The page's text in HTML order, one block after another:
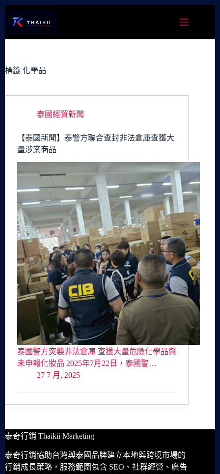
容
標籤 化學品
泰國經貿新聞
【泰國新聞】泰警方聯合查封非法倉庫查獲大
量涉案商品
泰國警方突襲非法倉庫 查獲大量危險化學品與
未申報化妝品 2025年7月22日，泰國警…
27 7 月, 2025
泰奇行銷 Thaikii Marketing
泰奇行銷協助台灣與泰國品牌建立本地與跨境市場的
行銷成長策略，服務範圍包含 SEO、社群經營、廣告